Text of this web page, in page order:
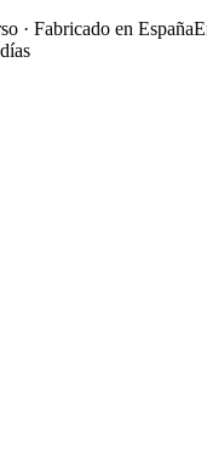
· Fabricado en España